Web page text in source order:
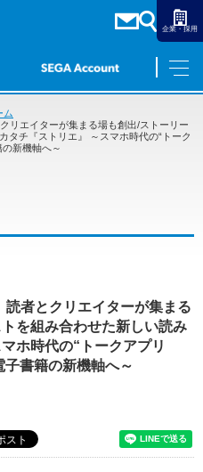
企業・採用
ムッキーくじ
オンライン
ム
リエイターが集まる場も創出/ストーリー
タチ『ストリエ』 ～スマホ時代の“トーク
新機軸へ～
者とクリエイターが集まる
を組み合わせた新しい読み
ホ時代の“トークアプリ
書籍の新機軸へ～